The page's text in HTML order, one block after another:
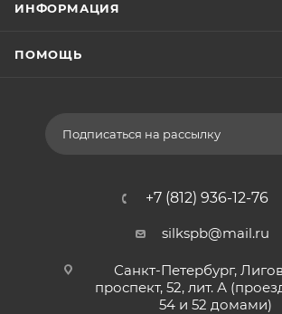
ИНФОРМАЦИЯ
ПОМОЩЬ
Подписаться на рассылку
+7 (812) 936-12-76
silkspb@mail.ru
Санкт-Петербург,
проспект, 52, лит. А
54 и 52 домами)